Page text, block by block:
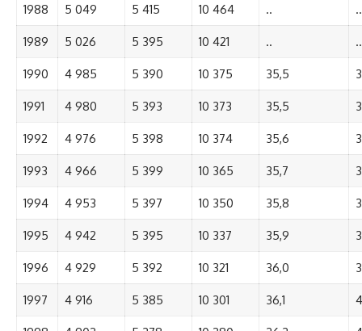
1988 5 049 5 415 10 464 .. ..
1989 5 026 5 395 10 421 .. ..
1990 4 985 5 390 10 375 35,5
1991 4 980 5 393 10 373 35,5
1992 4 976 5 398 10 374 35,6
1993 4 966 5 399 10 365 35,7
1994 4 953 5 397 10 350 35,8
1995 4 942 5 395 10 337 35,9
1996 4 929 5 392 10 321 36,0
1997 4 916 5 385 10 301 36,1